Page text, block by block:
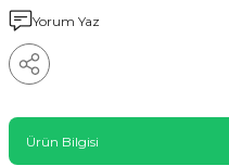
Yorum Yaz
Ürün Bilgisi